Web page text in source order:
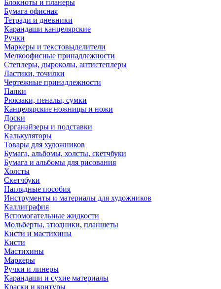
Блокноты и планеры
Бумага офисная
Тетради и дневники
Карандаши канцелярские
Ручки
Маркеры и текстовыделители
Мелкоофисные принадлежности
Степлеры, дыроколы, антистеплеры
Ластики, точилки
Чертежные принадлежности
Папки
Рюкзаки, пеналы, сумки
Канцелярские ножницы и ножи
Доски
Органайзеры и подставки
Калькуляторы
Товары для художников
Бумага, альбомы, холсты, скетчбуки
Бумага и альбомы для рисования
Холсты
Скетчбуки
Наглядные пособия
Инструменты и материалы для художников
Каллиграфия
Вспомогательные жидкости
Мольберты, этюдники, планшеты
Кисти и мастихины
Кисти
Мастихины
Маркеры
Ручки и линеры
Карандаши и сухие материалы
Краски и контуры